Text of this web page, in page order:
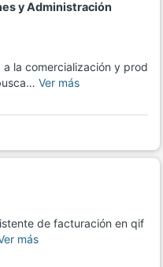
y Administración
la comercialización y prod
Ver más
de facturación en qif
más